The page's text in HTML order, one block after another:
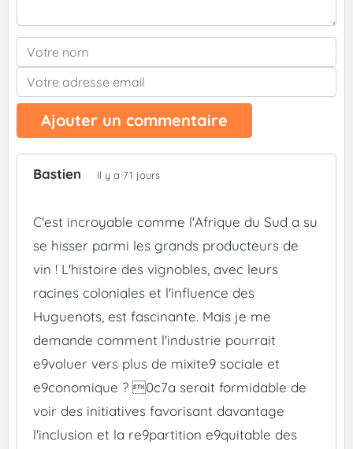
Ajouter un commentaire
Bastien Il y a 71 jours
C'est incroyable comme l'Afrique du Sud a su
se hisser parmi les grands producteurs de
vin ! L'histoire des vignobles, avec leurs
racines coloniales et l'influence des
Huguenots, est fascinante. Mais je me
demande comment l'industrie pourrait
e9voluer vers plus de mixite9 sociale et
e9conomique ? 0c7a serait formidable de
voir des initiatives favorisant davantage
l'inclusion et la re9partition e9quitable des